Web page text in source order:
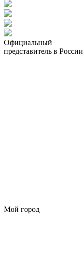
Официальный
представитель в России
Мой город